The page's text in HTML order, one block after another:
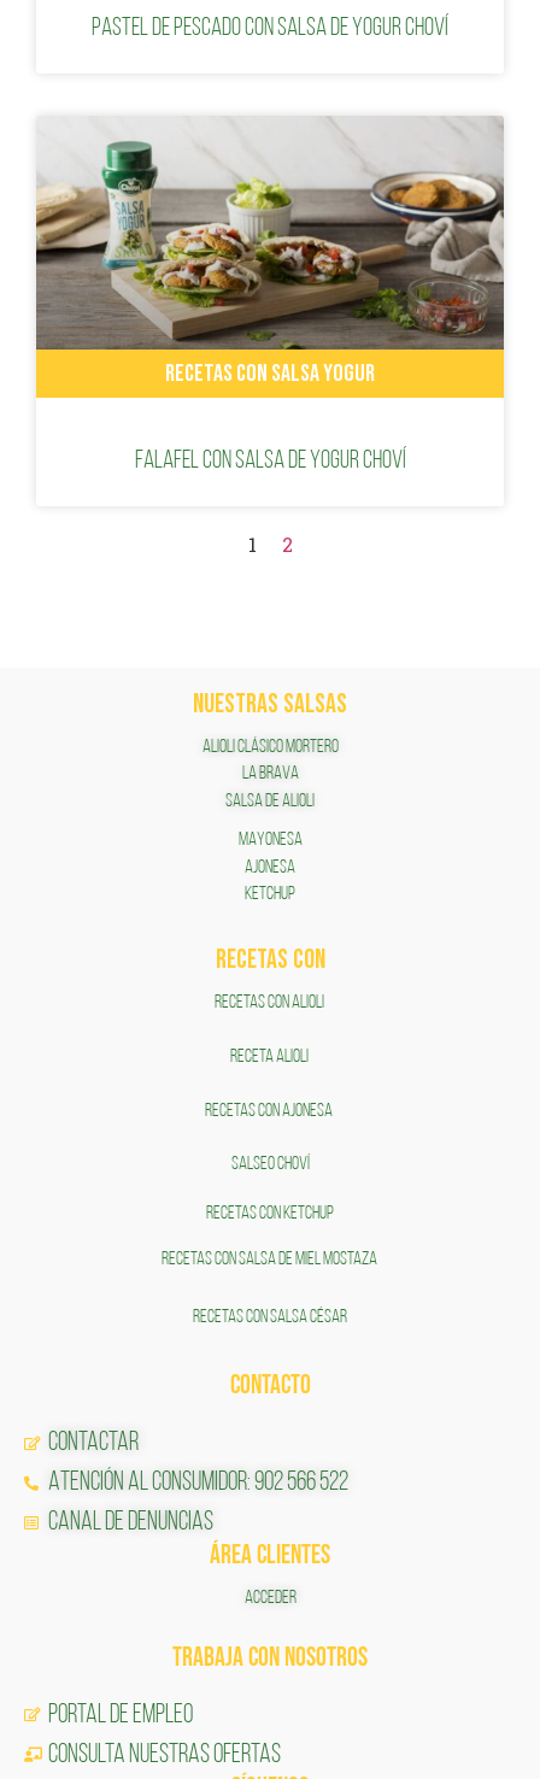
Pastel de pescado con salsa de yogur Choví
RECETAS CON SALSA YOGUR
Falafel con salsa de yogur Choví
1 2
NUESTRAS SALSAS
ALIOLI CLÁSICO MORTERO
LA BRAVA
SALSA DE ALIOLI
MAYONESA
AJONESA
KETCHUP
RECETAS COn
RECETAS CON ALIOLI
RECETA ALIOLI
RECETAS CON AJONESA
SALSEO CHOVÍ
RECETAS CON KETCHUP
RECETAS CON SALSA DE MIEL MOSTAZA
RECETAS CON SALSA CÉSAR
CONTACTO
Contactar
Atención al Consumidor: 902 566 522
Canal de Denuncias
ÁREA CLIENTES
ACCEDER
TRABAJA CON NOSOTROS
Portal de Empleo
CONSULTA NUESTRAS OFERTAS